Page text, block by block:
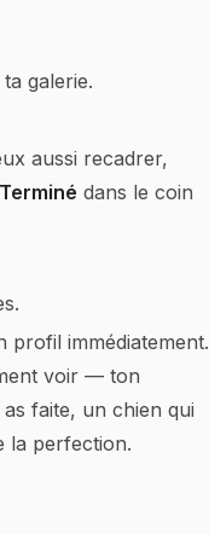
galerie.
aussi recadrer,
Terminé dans le coin
profil immédiatement.
voir — ton
faite, un chien qui
la perfection.